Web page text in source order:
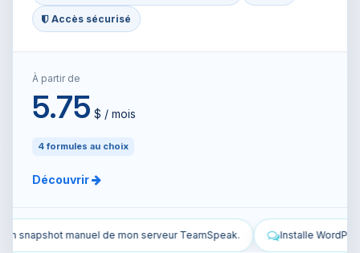
Accès sécurisé
À partir de
5.75 $ / mois
4 formules au choix
Découvrir
Installe WordPress sur mon VPS et configure-le.